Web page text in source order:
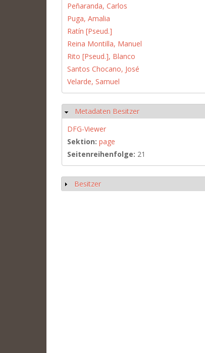
Peñaranda, Carlos
Puga, Amalia
Ratín [Pseud.]
Reina Montilla, Manuel
Rito [Pseud.], Blanco
Santos Chocano, José
Velarde, Samuel
Hide
Metadaten Besitzer
DFG-Viewer
Sektion: page
Seitenreihenfolge: 21
Show
Besitzer